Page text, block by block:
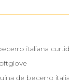
italiana
de becerro